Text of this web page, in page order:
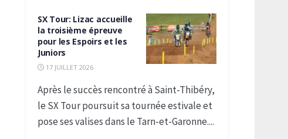
SX Tour: Lizac accueille
la troisième épreuve
pour les Espoirs et les
Juniors
17 JUILLET 2026
Après le succès rencontré à Saint-Thibéry,
le SX Tour poursuit sa tournée estivale et
pose ses valises dans le Tarn-et-Garonne....